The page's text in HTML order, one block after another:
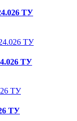
ТУ
ТУ
ТУ